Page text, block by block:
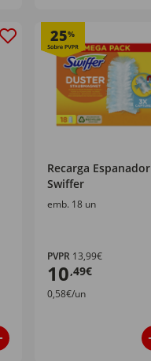
25%
Recarga Espanador
Swiffer
emb. 18 un
PVPR13,99€
10,49€
0,58€/un